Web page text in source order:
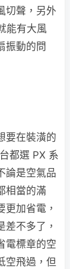
切聲，另外
能有大風
振動的問
要在裝潢的
都選 PX 系
論是空氣品
相當的滿
加省電，
不多了，
電標章的空
空飛過，但